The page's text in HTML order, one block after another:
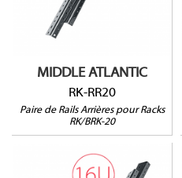
MIDDLE ATLANTIC
RK-RR20
Paire de Rails Arrières pour Racks
RK/BRK-20
Vendu par paire